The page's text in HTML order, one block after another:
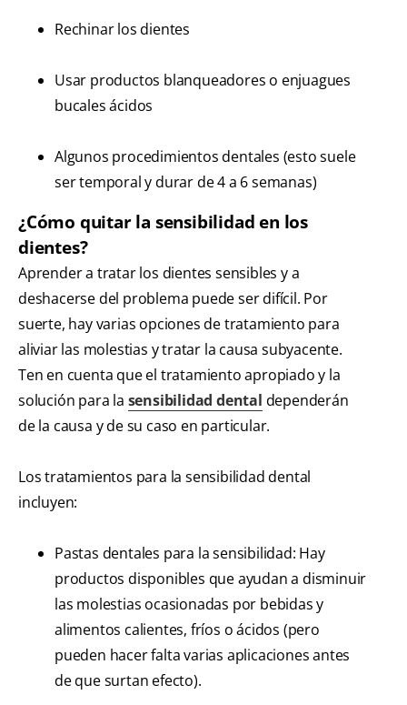
Rechinar los dientes
Usar productos blanqueadores o enjuagues
bucales ácidos
Algunos procedimientos dentales (esto suele
ser temporal y durar de 4 a 6 semanas)
¿Cómo quitar la sensibilidad en los
dientes?
Aprender a tratar los dientes sensibles y a
deshacerse del problema puede ser difícil. Por
suerte, hay varias opciones de tratamiento para
aliviar las molestias y tratar la causa subyacente.
Ten en cuenta que el tratamiento apropiado y la
solución para la sensibilidad dental dependerán
de la causa y de su caso en particular.
Los tratamientos para la sensibilidad dental
incluyen:
Pastas dentales para la sensibilidad: Hay
productos disponibles que ayudan a disminuir
las molestias ocasionadas por bebidas y
alimentos calientes, fríos o ácidos (pero
pueden hacer falta varias aplicaciones antes
de que surtan efecto).